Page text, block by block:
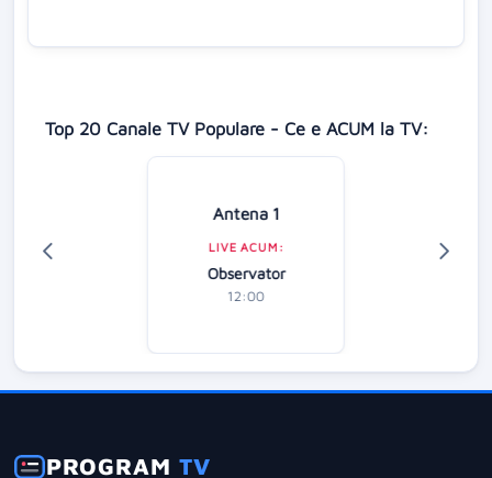
Top 20 Canale TV Populare - Ce e ACUM la TV:
Antena 1
LIVE ACUM:
Observator
12:00
PROGRAMTV